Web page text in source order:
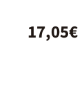
17,05€